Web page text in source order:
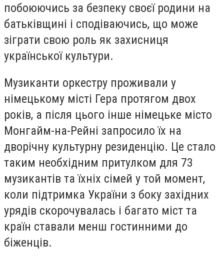
побоюючись за безпеку своєї родини на
батьківщині і сподіваючись, що може
зіграти свою роль як захисниця
української культури.
Музиканти оркестру проживали у
німецькому місті Гера протягом двох
років, а після цього інше німецьке місто
Монгайм-на-Рейні запросило їх на
дворічну культурну резиденцію. Це стало
таким необхідним притулком для 73
музикантів та їхніх сімей у той момент,
коли підтримка України з боку західних
урядів скорочувалась і багато міст та
країн ставали менш гостинними до
біженців.